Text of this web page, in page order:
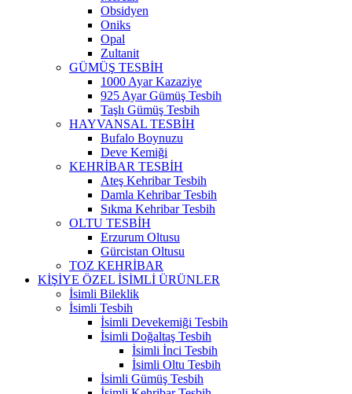
Obsidyen
Oniks
Opal
Zultanit
GÜMÜŞ TESBİH
1000 Ayar Kazaziye
925 Ayar Gümüş Tesbih
Taşlı Gümüş Tesbih
HAYVANSAL TESBİH
Bufalo Boynuzu
Deve Kemiği
KEHRİBAR TESBİH
Ateş Kehribar Tesbih
Damla Kehribar Tesbih
Sıkma Kehribar Tesbih
OLTU TESBİH
Erzurum Oltusu
Gürcistan Oltusu
TOZ KEHRİBAR
KİŞİYE ÖZEL İSİMLİ ÜRÜNLER
İsimli Bileklik
İsimli Tesbih
İsimli Devekemiği Tesbih
İsimli Doğaltaş Tesbih
İsimli İnci Tesbih
İsimli Oltu Tesbih
İsimli Gümüş Tesbih